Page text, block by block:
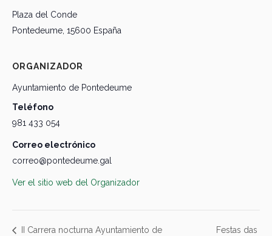
Plaza del Conde
Pontedeume, 15600 España
ORGANIZADOR
Ayuntamiento de Pontedeume
Teléfono
981 433 054
Correo electrónico
correo@pontedeume.gal
Ver el sitio web del Organizador
II Carrera nocturna Ayuntamiento de
Festas das